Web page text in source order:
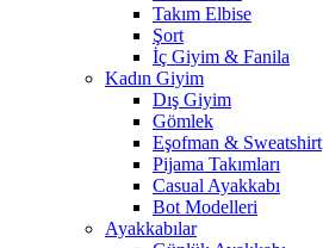
Takım Elbise
Şort
İç Giyim & Fanila
Kadın Giyim
Dış Giyim
Gömlek
Eşofman & Sweatshirt
Pijama Takımları
Casual Ayakkabı
Bot Modelleri
Ayakkabılar